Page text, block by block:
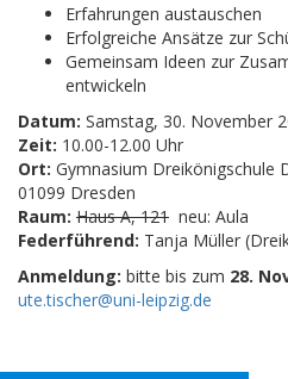
Erfahrungen austauschen
Erfolgreiche Ansätze zur
Gemeinsam Ideen zur
entwickeln
Datum: Samstag, 30. November
Zeit: 10.00-12.00 Uhr
Ort: Gymnasium Dreikönigschule
01099 Dresden
Raum: Haus A, 121 neu: Aula
Federführend: Tanja Müller
Anmeldung: bitte bis zum 28.
ute.tischer@uni-leipzig.de